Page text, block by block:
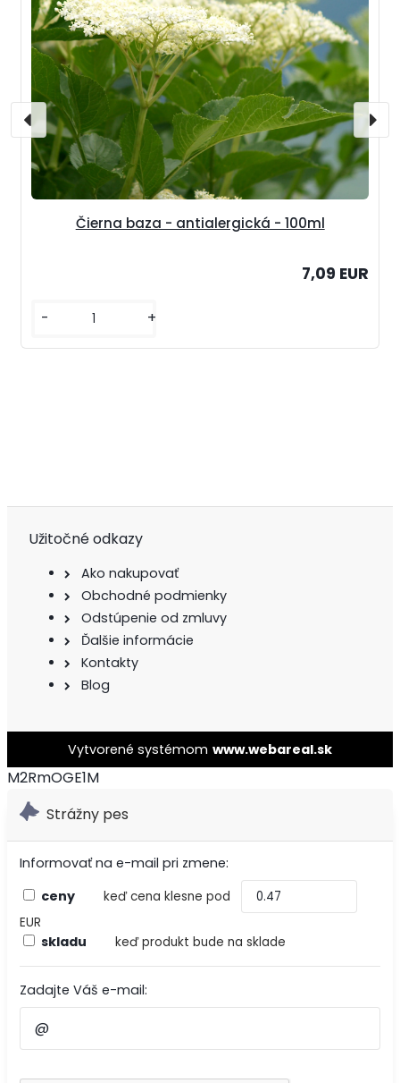
Čierna baza - antialergická - 100ml
7,09 EUR
- +
Užitočné odkazy
Ako nakupovať
Obchodné podmienky
Odstúpenie od zmluvy
Ďalšie informácie
Kontakty
Blog
Vytvorené systémom www.webareal.sk
M2RmOGE1M
Strážny pes
Informovať na e-mail pri zmene:
ceny
keď cena klesne pod
EUR
skladu keď produkt bude na sklade
Zadajte Váš e-mail: